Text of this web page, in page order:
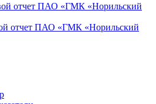
отчет ПАО «ГМК «Норильский
отчет ПАО «ГМК «Норильский